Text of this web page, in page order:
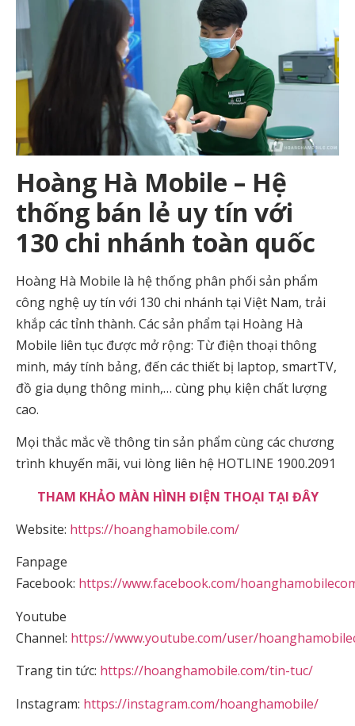
Hoàng Hà Mobile – Hệ
thống bán lẻ uy tín với
130 chi nhánh toàn quốc
Hoàng Hà Mobile là hệ thống phân phối sản phẩm
công nghệ uy tín với 130 chi nhánh tại Việt Nam, trải
khắp các tỉnh thành. Các sản phẩm tại Hoàng Hà
Mobile liên tục được mở rộng: Từ điện thoại thông
minh, máy tính bảng, đến các thiết bị laptop, smartTV,
đồ gia dụng thông minh,… cùng phụ kiện chất lượng
cao.
Mọi thắc mắc về thông tin sản phẩm cùng các chương
trình khuyến mãi, vui lòng liên hệ HOTLINE 1900.2091
THAM KHẢO MÀN HÌNH ĐIỆN THOẠI TẠI ĐÂY
Website: https://hoanghamobile.com/
Fanpage
Facebook: https://www.facebook.com/
Youtube
Channel: https://www.youtube.com/user/
Trang tin tức: https://hoanghamobile.com/tin-tuc/
Instagram: https://instagram.com/hoanghamobile/